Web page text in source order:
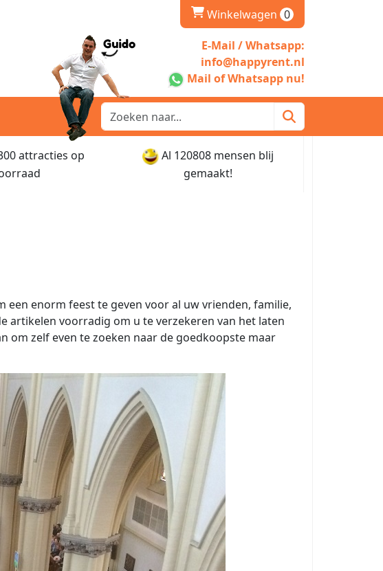
winkelwagen
Winkelwagen 0
E-Mail / Whatsapp:
info@happyrent.nl
Mail of Whatsapp nu!
attracties op
Al 120808 mensen blij
gemaakt!
enorm feest te geven voor al uw vrienden, familie,
artikelen voorradig om u te verzekeren van het laten
om zelf even te zoeken naar de goedkoopste maar